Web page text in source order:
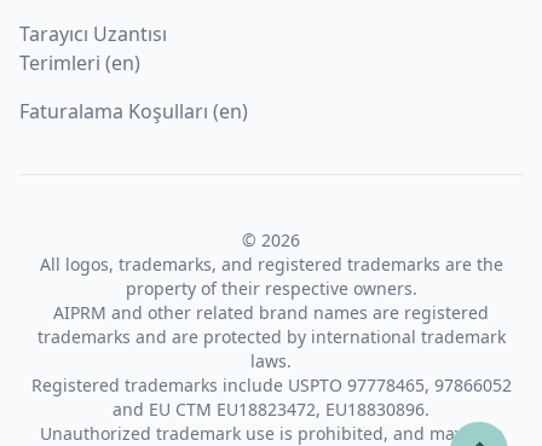
Tarayıcı Uzantısı
Terimleri (en)
Faturalama Koşulları (en)
© 2026
All logos, trademarks, and registered trademarks are the
property of their respective owners.
AIPRM and other related brand names are registered
trademarks and are protected by international trademark
laws.
Registered trademarks include USPTO 97778465, 97866052
and EU CTM EU18823472, EU18830896.
Unauthorized trademark use is prohibited, and may be a